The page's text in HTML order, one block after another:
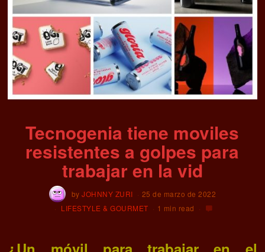
Tecnogenia tiene moviles
resistentes a golpes para
trabajar en la vid
byJOHNNY ZURI
25 de marzo de 2022
LIFESTYLE & GOURMET
1 min read